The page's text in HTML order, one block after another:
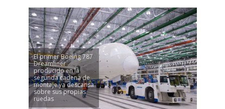
El primer Boeing 787
Dreamliner
producido en la
segunda cadena de
montaje ya descansa
sobre sus propias
ruedas